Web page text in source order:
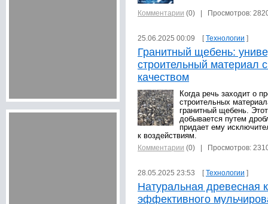
Комментарии (0) | Просмотров:
25.06.2025 00:09 [Технологии ]
Гранитный щебень:
строительный материал
качеством
Когда речь заходит о
строительных
гранитный щебень.
добывается путем
придает ему
к воздействиям.
Комментарии (0) | Просмотров:
28.05.2025 23:53 [Технологии ]
Натуральная древесная
эффективного